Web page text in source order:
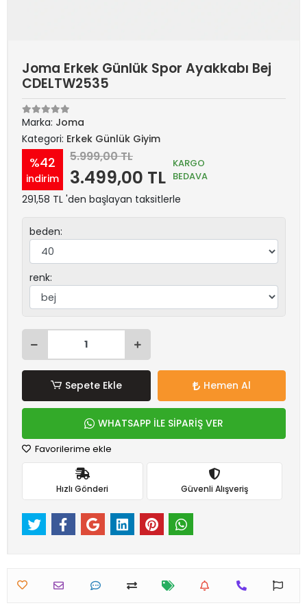
Joma Erkek Günlük Spor Ayakkabı Bej
CDELTW2535
Marka: Joma
Kategori: Erkek Günlük Giyim
%42
indirim
5.999,00 TL
3.499,00 TL
KARGO
BEDAVA
291,58 TL 'den başlayan taksitlerle
beden:
renk:
Sepete Ekle Hemen Al
WHATSAPP İLE SİPARİŞ VER
Favorilerime ekle
Hızlı Gönderi Güvenli Alışveriş